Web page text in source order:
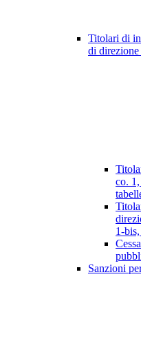
Titolari di
di
co.
1-
Sanzioni